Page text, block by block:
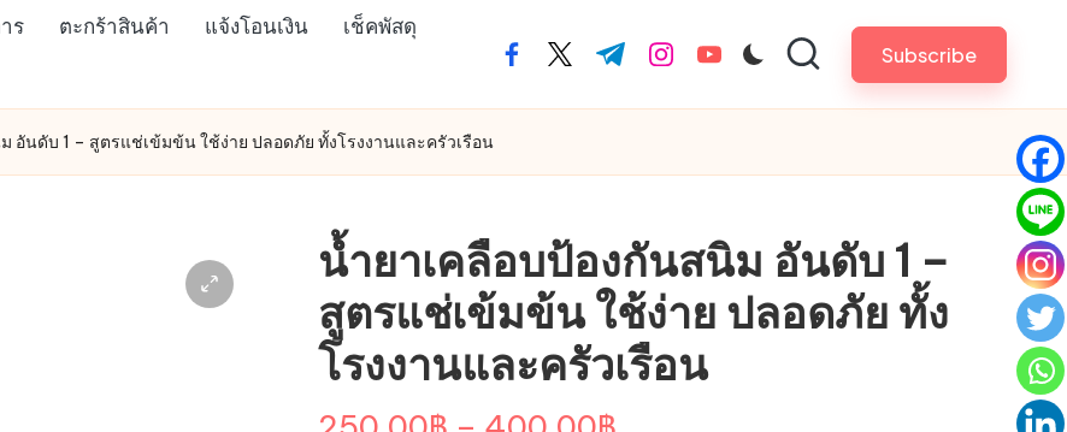
ร ตะกร้าสินค้า แจ้งโอนเงิน เช็คพัสดุ
facebook.com
twitter.com
t.me instagram.com
youtube.com Subscribe
อันดับ 1 – สูตรแช่เข้มข้น ใช้ง่าย ปลอดภัย ทั้งโรงงานและครัวเรือน
น้ำยาเคลือบป้องกันสนิม อันดับ 1 –
สูตรแช่เข้มข้น ใช้ง่าย ปลอดภัย ทั้ง
โรงงานและครัวเรือน